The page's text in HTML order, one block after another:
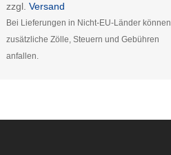
zzgl. Versand
Bei Lieferungen in Nicht-EU-Länder können
zusätzliche Zölle, Steuern und Gebühren
anfallen.